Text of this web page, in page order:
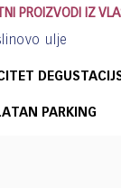
PROIZVODI IZ
ulje
PARKING